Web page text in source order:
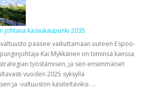
johtava kasvukaupunki 2035
pääsee vaikuttamaan uuteen Espoo-
Kai Mykkänen on tiiminsä kanssa
työstämisen, ja sen ensimmäiset
vuoden 2025 syksyllä
ja -valtuuston käsiteltäviksi. …